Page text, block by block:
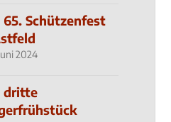
65. Schützenfest
2024
dritte